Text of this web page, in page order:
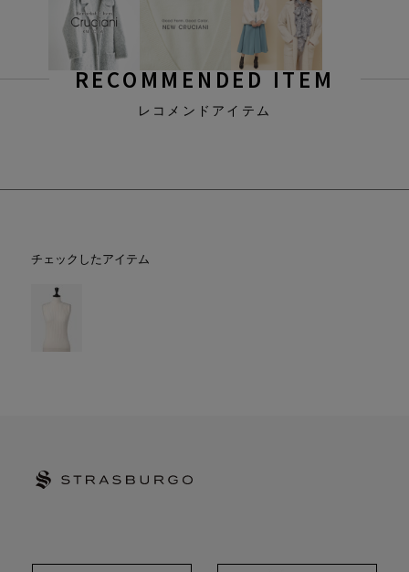
RECOMMENDED ITEM
レコメンドアイテム
チェックしたアイテム